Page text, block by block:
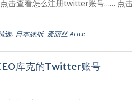
击查看怎么注册twitter账号……
选, 日本妹纸, 爱丽丝 Arice
库克的Twitter账号